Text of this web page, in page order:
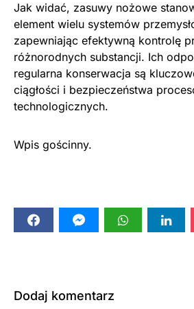
Jak widać, zasuwy nożowe
element wielu systemów
zapewniając efektywną kontrolę
różnorodnych substancji. Ich
regularna konserwacja są
ciągłości i bezpieczeństwa
technologicznych.
Wpis gościnny.
Dodaj komentarz